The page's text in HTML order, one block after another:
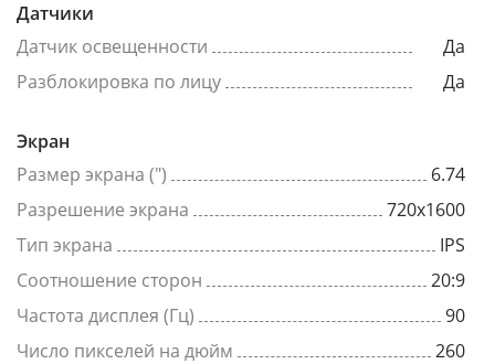
Датчики
Датчик освещенности
Да
Разблокировка по лицу
Да
Экран
Размер экрана (")
6.74
Разрешение экрана
720x1600
Тип экрана
IPS
Соотношение сторон
20:9
Частота дисплея (Гц)
90
Число пикселей на дюйм
260